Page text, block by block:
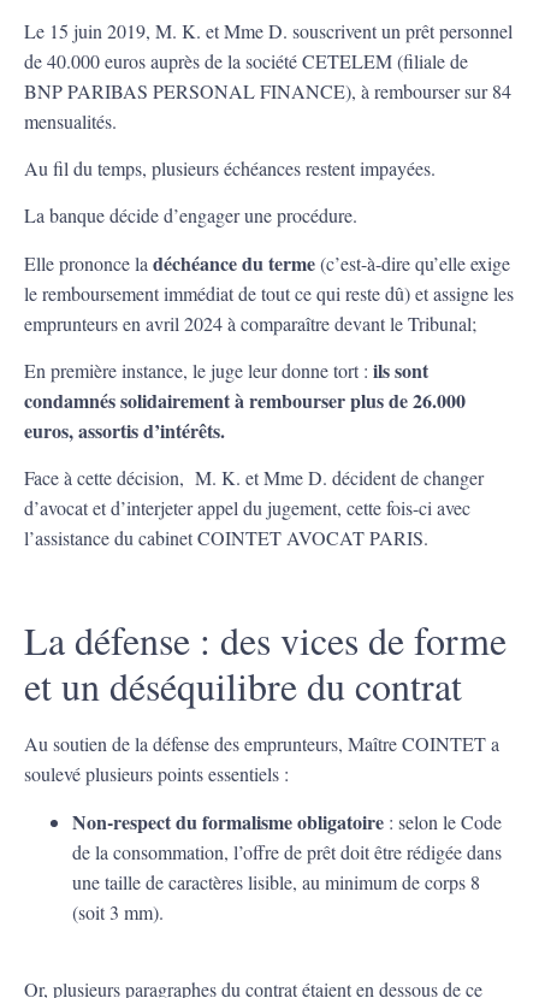
Le 15 juin 2019, M. K. et Mme D. souscrivent un prêt personnel
de 40.000 euros auprès de la société CETELEM (filiale de
BNP PARIBAS PERSONAL FINANCE), à rembourser sur 84
mensualités.
Au fil du temps, plusieurs échéances restent impayées.
La banque décide d’engager une procédure.
Elle prononce la déchéance du terme(c’est-à-dire qu’elle exige
le remboursement immédiat de tout ce qui reste dû) et assigne les
emprunteurs en avril 2024 à comparaître devant le Tribunal;
En première instance, le juge leur donne tort : ils sont
condamnés solidairement à rembourser plus de 26.000
euros, assortis d’intérêts.
Face à cette décision, M. K. et Mme D. décident de changer
d’avocat et d’interjeter appel du jugement, cette fois-ci avec
l’assistance du cabinet COINTET AVOCAT PARIS.
La défense : des vices de forme
et un déséquilibre du contrat
Au soutien de la défense des emprunteurs, Maître COINTET a
soulevé plusieurs points essentiels :
Non-respect du formalisme obligatoire : selon le Code
de la consommation, l’offre de prêt doit être rédigée dans
une taille de caractères lisible, au minimum de corps 8
(soit 3 mm).
Or, plusieurs paragraphes du contrat étaient en dessous de ce